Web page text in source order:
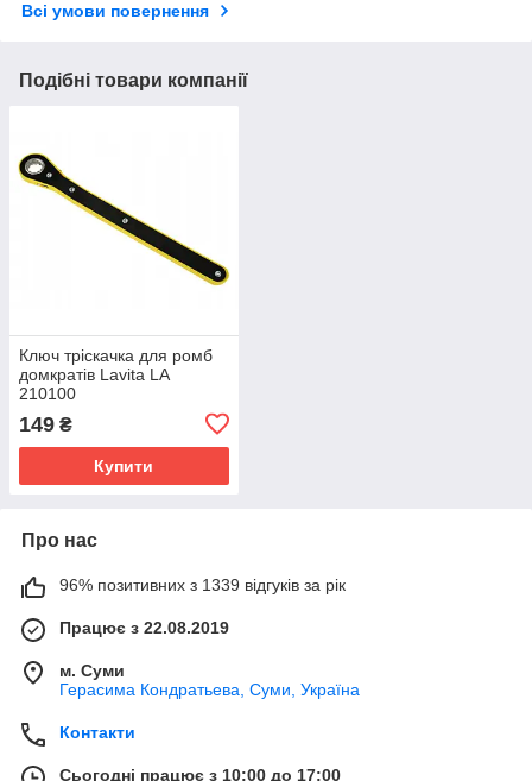
Всі умови повернення
Подібні товари компанії
Ключ тріскачка для ромб
домкратів Lavita LA
210100
149 ₴
Купити
Про нас
96% позитивних з 1339 відгуків за рік
Працює з 22.08.2019
м. Суми
Герасима Кондратьева, Суми, Україна
Контакти
Сьогодні працює з 10:00 до 17:00